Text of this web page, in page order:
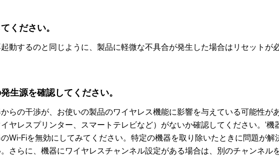
ください。
動するのと同じように、製品に軽微な不具合が発生した場合はリセットが
生源を確認してください。
らの干渉が、お使いの製品のワイヤレス機能に影響を与えている可能性が
ヤレスプリンター、スマートテレビなど）がないか確認してください。'
Wi-Fiを無効にしてみてください。特定の機器を取り除いたときに問題が
さらに、機器にワイヤレスチャンネル設定がある場合は、別のチャンネル